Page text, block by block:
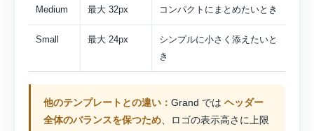
Medium 最大 32px コンパクトにまとめたいとき
Small 最大 24px
シンプルに小さく添えたいと
き
他のテンプレートとの違い： Grand では ヘッダー
全体のバランスを保つため 、ロゴの表示高さに上限